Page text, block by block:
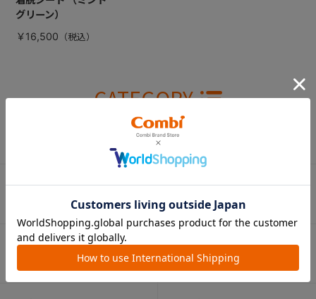
グリーン）
￥16,500
CATEGORY
カテゴリー
（コンビ）
ベビーラック＆
ベビーチェア
抱っこひも
（子守帯）